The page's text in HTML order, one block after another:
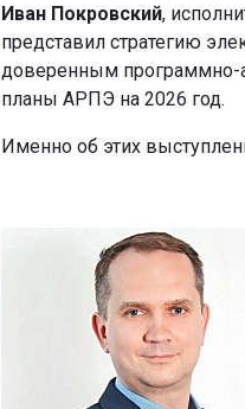
Иван Покровский,
представил стратегию
доверенным программно-
планы АРПЭ на 2026 год.
Именно об этих